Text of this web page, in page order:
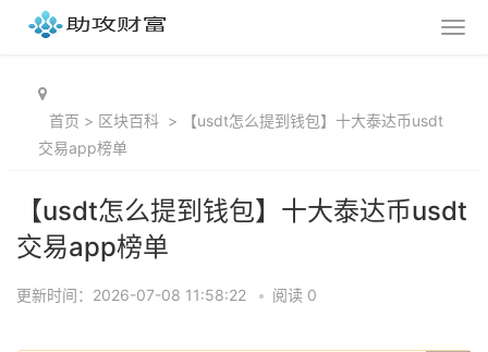
首页 > 区块百科 >
【usdt怎么提到钱包】十大泰达币usdt
交易app榜单
【usdt怎么提到钱包】十大泰达币usdt
交易app榜单
更新时间：2026-07-08 11:58:22 • 阅读 0